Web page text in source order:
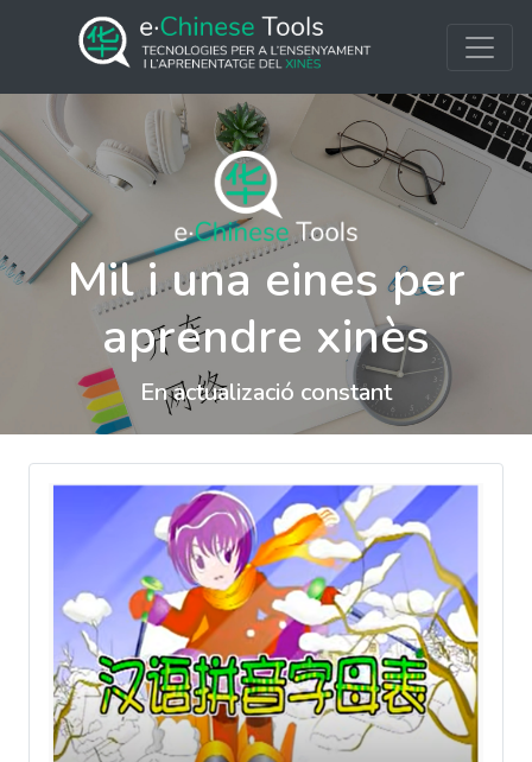
Mil i una eines per
aprendre xinès
En actualizació constant